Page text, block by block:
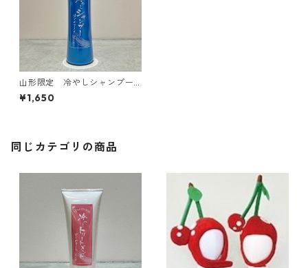
山形限定 冷やしシャンプー
はじめました
¥1,650
同じカテゴリの商品